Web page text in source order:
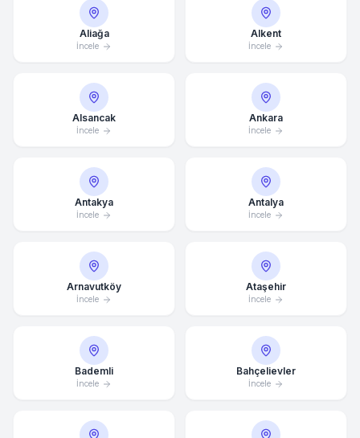
Aliağa
İncele
Alkent
İncele
Alsancak
İncele
Ankara
İncele
Antakya
İncele
Antalya
İncele
Arnavutköy
İncele
Ataşehir
İncele
Bademli
İncele
Bahçelievler
İncele